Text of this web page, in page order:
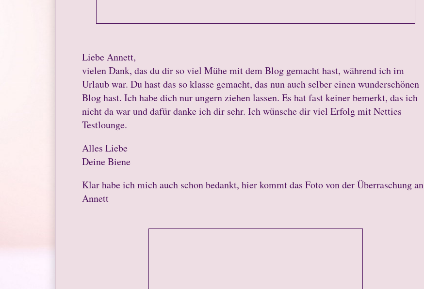
Liebe Annett,
vielen Dank, das du dir so viel Mühe mit dem Blog gemacht hast, während ich im
Urlaub war. Du hast das so klasse gemacht, das nun auch selber einen wunderschönen
Blog hast. Ich habe dich nur ungern ziehen lassen. Es hat fast keiner bemerkt, das ich
nicht da war und dafür danke ich dir sehr. Ich wünsche dir viel Erfolg mit Netties
Testlounge.
Alles Liebe
Deine Biene
Klar habe ich mich auch schon bedankt, hier kommt das Foto von der Überraschung an
Annett